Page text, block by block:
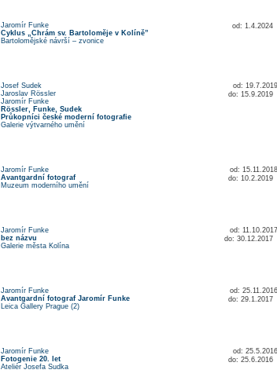
Jaromír Funke
Cyklus „Chrám sv. Bartoloměje v Kolíně”
Bartolomějské návrší – zvonice
od: 1.4.2024
Josef Sudek
Jaroslav Rössler
Jaromír Funke
Rössler, Funke, Sudek
Průkopníci české moderní fotografie
Galerie výtvarného umění
od: 19.7.2019
do: 15.9.2019
Jaromír Funke
Avantgardní fotograf
Muzeum moderního umění
od: 15.11.2018
do: 10.2.2019
Jaromír Funke
bez názvu
Galerie města Kolína
od: 11.10.2017
do: 30.12.2017
Jaromír Funke
Avantgardní fotograf Jaromír Funke
Leica Gallery Prague (2)
od: 25.11.2016
do: 29.1.2017
Jaromír Funke
Fotogenie 20. let
Ateliér Josefa Sudka
od: 25.5.2016
do: 25.6.2016